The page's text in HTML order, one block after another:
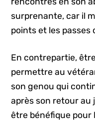
surprenante, car il
points et les passes
En contrepartie,
permettre au
son genou qui
après son retour au
être bénéfique pour